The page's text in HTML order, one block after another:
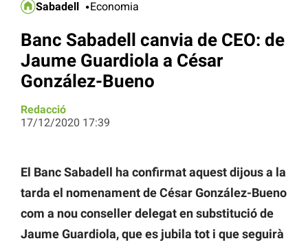
Sabadell Economia
Banc Sabadell canvia de CEO: de
Jaume Guardiola a César
González-Bueno
Redacció
17/12/2020 17:39
El Banc Sabadell ha confirmat aquest dijous a la
tarda el nomenament de César González-Bueno
com a nou conseller delegat en substitució de
Jaume Guardiola, que es jubila tot i que seguirà